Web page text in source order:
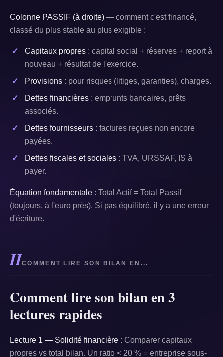
Colonne PASSIF (à droite) — comment c'est financé,
classé du plus stable au plus exigible :
Capitaux propres : capital social + réserves + report à
nouveau + résultat de l'exercice.
Provisions : pour risques (litiges, garanties), charges.
Dettes financières : emprunts bancaires, prêts
associés.
Dettes fournisseurs : factures reçues non encore
payées.
Dettes fiscales et sociales : TVA, URSSAF, IS à
payer.
Équation fondamentale : Total Actif = Total Passif
(toujours, à l'euro près). Si pas équilibré, il y a une erreur
d'écriture.
IICOMMENT LIRE SON BILAN EN...
Comment lire son bilan en 3
lectures rapides
Lecture 1 — Solidité financière : Comparer capitaux
propres vs total bilan. Un ratio < 20 % = entreprise sous-